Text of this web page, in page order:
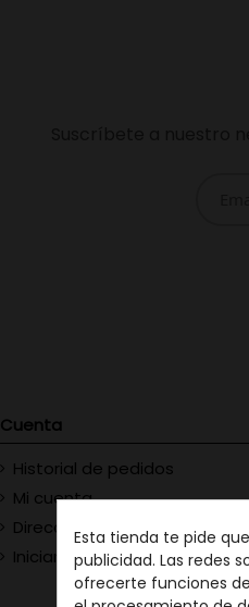
Cuenta
Historial de pedidos
Mi cuenta
Direcciones
Iniciar sesión
Esta tienda te pide
publicidad. Las redes
ofrecerte funciones